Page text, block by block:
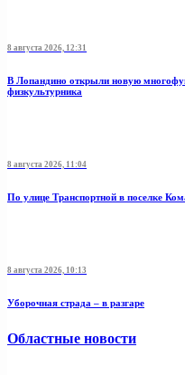
8 августа 2026, 12:31
В Лопандино открыли новую
физкультурника
8 августа 2026, 11:04
По улице Транспортной в поселке
8 августа 2026, 10:13
Уборочная страда – в разгаре
Областные новости